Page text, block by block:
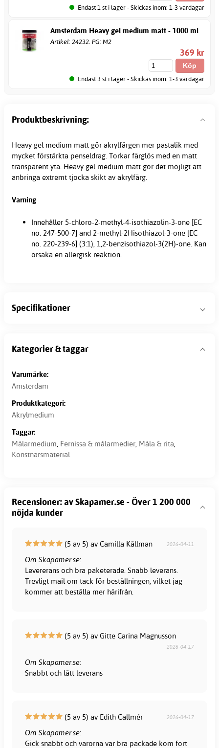
Endast 1 st i lager - Skickas inom: 1-3 vardagar
Amsterdam Heavy gel medium matt - 1000 ml
Artikel: 24232. PG: M2
369 kr
Endast 3 st i lager - Skickas inom: 1-3 vardagar
Produktbeskrivning:
Heavy gel medium matt gör akrylfärgen mer pastalik med
mycket förstärkta penseldrag. Torkar färglös med en matt
transparent yta. Heavy gel medium matt gör det möjligt att
anbringa extremt tjocka skikt av akrylfärg.
Varning
Innehåller 5-chloro-2-methyl-4-isothiazolin-3-one [EC
no. 247-500-7] and 2-methyl-2Hisothiazol-3-one [EC
no. 220-239-6] (3:1), 1,2-benzisothiazol-3(2H)-one. Kan
orsaka en allergisk reaktion.
Specifikationer
Kategorier & taggar
Varumärke:
Amsterdam
Produktkategori:
Akrylmedium
Taggar:
Målarmedium, Fernissa & målarmedier, Måla & rita,
Konstnärsmaterial
Recensioner: av Skapamer.se - Över 1 200 000
nöjda kunder
(5 av 5) av Camilla Källman 2026-04-11
Om Skapamer.se:
Levererans och bra paketerade. Snabb leverans.
Trevligt mail om tack för beställningen, vilket jag
kommer att beställa mer härifrån.
(5 av 5) av Gitte Carina Magnusson
2026-04-17
Om Skapamer.se:
Snabbt och lätt leverans
(5 av 5) av Edith Callmér 2026-04-17
Om Skapamer.se:
Gick snabbt och varorna var bra packade kom fort